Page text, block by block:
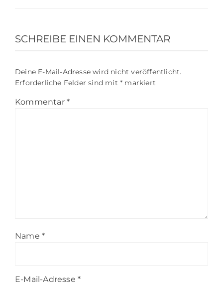
SCHREIBE EINEN KOMMENTAR
Deine E-Mail-Adresse wird nicht veröffentlicht.
Erforderliche Felder sind mit * markiert
Kommentar *
Name *
E-Mail-Adresse *